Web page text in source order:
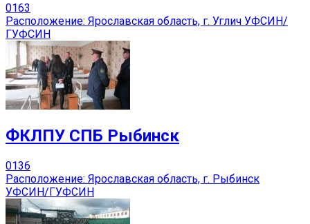
0163
Расположение: Ярославская область, г. Углич УФСИН/
ГУФСИН
ФКЛПУ СПБ Рыбинск
0136
Расположение: Ярославская область, г. Рыбинск
УФСИН/ГУФСИН